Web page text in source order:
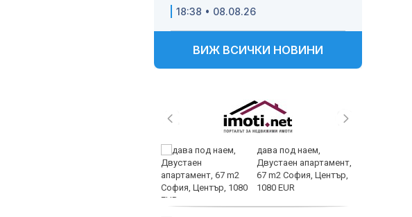
18:38 • 08.08.26
ВИЖ ВСИЧКИ НОВИНИ
дава под наем,
Двустаен апартамент,
67 m2 София, Център,
1080 EUR